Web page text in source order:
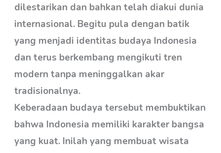
dilestarikan dan bahkan telah diakui dunia
internasional. Begitu pula dengan batik
yang menjadi identitas budaya Indonesia
dan terus berkembang mengikuti tren
modern tanpa meninggalkan akar
tradisionalnya.
Keberadaan budaya tersebut membuktikan
bahwa Indonesia memiliki karakter bangsa
yang kuat. Inilah yang membuat wisata